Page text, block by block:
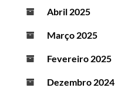
Abril 2025
Março 2025
Fevereiro 2025
Dezembro 2024